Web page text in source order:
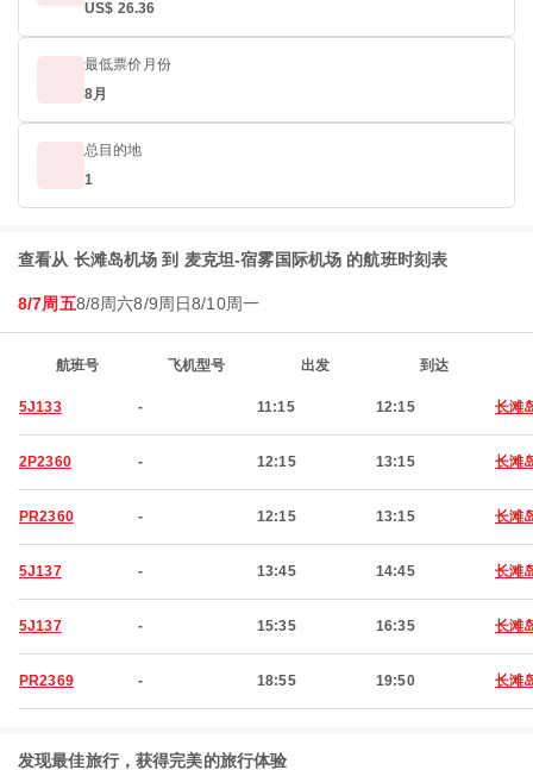
US$ 26.36
最低票价月份
8月
总目的地
1
查看从 长滩岛机场 到 麦克坦-宿雾国际机场 的航班时刻表
8/7周五8/8周六8/9周日8/10周一
航班号 飞机型号 出发 到达
5J133 - 11:15 12:15 长滩
2P2360 - 12:15 13:15 长滩
PR2360 - 12:15 13:15 长滩
5J137 - 13:45 14:45 长滩
5J137 - 15:35 16:35 长滩
PR2369 - 18:55 19:50 长滩
发现最佳旅行，获得完美的旅行体验